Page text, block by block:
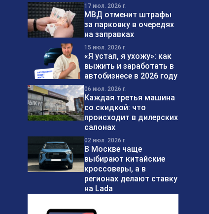
17 июл. 2026 г.
МВД отменит штрафы
за парковку в очередях
на заправках
15 июл. 2026 г.
«Я устал, я ухожу»: как
выжить и заработать в
автобизнесе в 2026 году
06 июл. 2026 г.
Каждая третья машина
со скидкой: что
происходит в дилерских
салонах
02 июл. 2026 г.
В Москве чаще
выбирают китайские
кроссоверы, а в
регионах делают ставку
на Lada